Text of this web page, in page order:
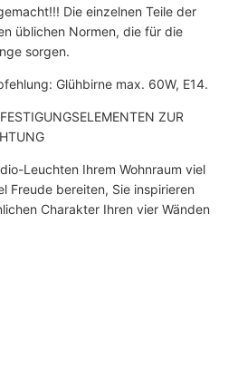
Die einzelnen Teile der
üblichen Normen, die für die
sorgen.
Glühbirne max. 60W, E14.
ZUR
Leuchten Ihrem Wohnraum viel
Freude bereiten, Sie inspirieren
Charakter Ihren vier Wänden